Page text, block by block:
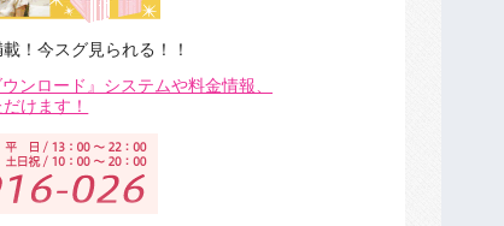
！今スグ見られる！！
ウンロード』システムや料金情報、
けます！